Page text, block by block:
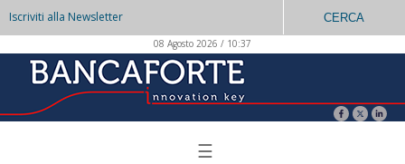
Iscriviti alla Newsletter CERCA
08 Agosto 2026 / 10:37
☰